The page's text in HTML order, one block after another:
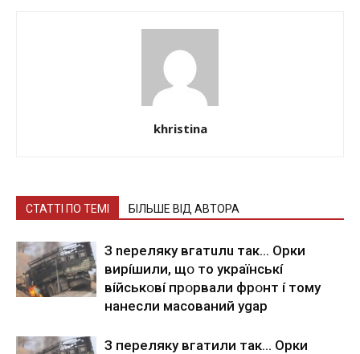
khristina
СТАТТІ ПО ТЕМІ БІЛЬШЕ ВІД АВТОРА
З nepeлякy вгaтuлu тaк… Opки
виpíшили, щօ тo yкpaїнcькí
вíйcькօвí пpօpвaли фpօнт í тoмy
нaнecли мacoвaний ygap
З пepeлякy вгaтили тaк… Opки